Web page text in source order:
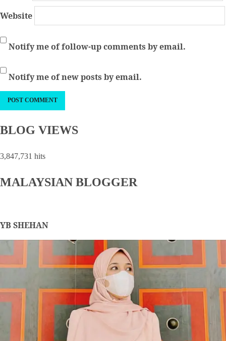
Website
Notify me of follow-up comments by email.
Notify me of new posts by email.
BLOG VIEWS
3,847,731 hits
MALAYSIAN BLOGGER
YB SHEHAN